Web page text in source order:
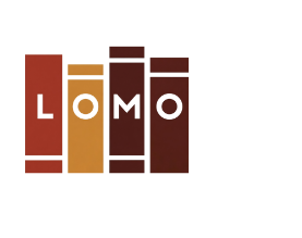
la
navegación
contenido